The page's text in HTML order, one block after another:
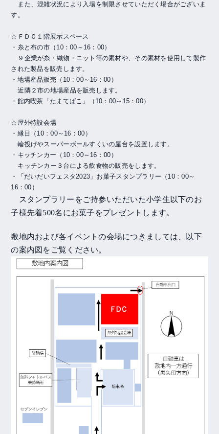
また、混雑状況により入場を制限させていただく場合がございま
す。
☆ＦＤＣ１階展示スペース
・糸と布の市（ 10：00 ～ 16 ： 00）
９企業が糸・織物・ニット等の素材や、その素材を使用して製作
された製品を販売します。
・地場産品販売（ 10 ：00～ 16 ：00 ）
近隣２市の地場産品を販売します。
・館内喫茶「たまてばこ」（ 10 ： 00～ 15 ：00）
☆屋外特設会場
・縁日（ 10 ：00～ 16 ： 00 ）
輪投げやスーパーボールすくいの屋台を設置します。
・キッチンカー（ 10 ：00～ 16 ：00 ）
キッチンカー３台による飲食物の販売をします。
・「だいだいフェスタ2023 」お菓子スタンプラリー（ 10：00～
16：00 ）
スタンプラリーをご持参いただいた小学生以下のお
子様先着500名にお菓子をプレゼントします。
敷地内および各イベントの会場につきましては、以下
の案内図をご覧ください。